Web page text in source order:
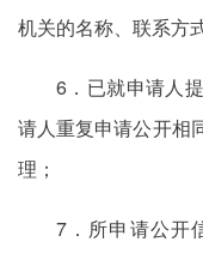
机关的名称、联系方
6．已就申请人
请人重复申请公开相
理；
7．所申请公开